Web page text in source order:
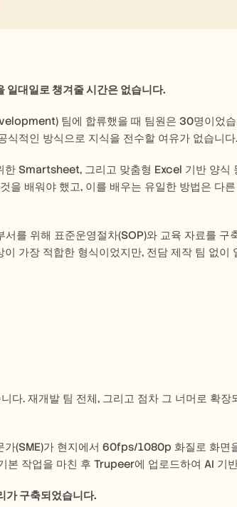
일대일로 챙겨줄 시간은 없습니다.
팀에 합류했을 때 팀원은 30명이었
식적인 방식으로 지식을 전수할 여유가 없습니다.
Smartsheet, 그리고 맞춤형 Excel 기반 양식
을 배워야 했고, 이를 배우는 유일한 방법은 다
를 위해 표준운영절차(SOP)와 교육 자료를 구
가장 적합한 형식이었지만, 전담 제작 팀 없
. 재개발 팀 전체, 그리고 점차 그 너머로 확장
가(SME)가 현지에서 60fps/1080p 화질로 화면
작업을 마친 후 Trupeer에 업로드하여 AI 기
가 구축되었습니다.